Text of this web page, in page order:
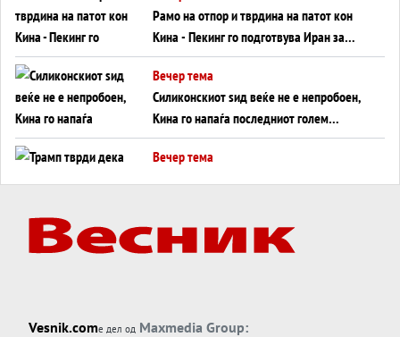
Рамо на отпор и тврдина на патот кон
Кина - Пекинг го подготвува Иран за
американска копнена инвазија
Вечер тема
Силиконскиот ѕид веќе не е непробоен,
Кина го напаѓа последниот голем
монопол на Западот?
Вечер тема
Вечер тема
Вечер тема
Vesnik.comе дел од Maxmedia Group: